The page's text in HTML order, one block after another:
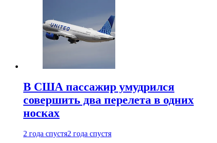
В США пассажир умудрился
совершить два перелета в одних
носках
2 года спустя2 года спустя